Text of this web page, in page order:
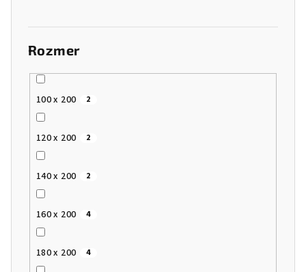
Rozmer
100 x 200 2
120 x 200 2
140 x 200 2
160 x 200 4
180 x 200 4